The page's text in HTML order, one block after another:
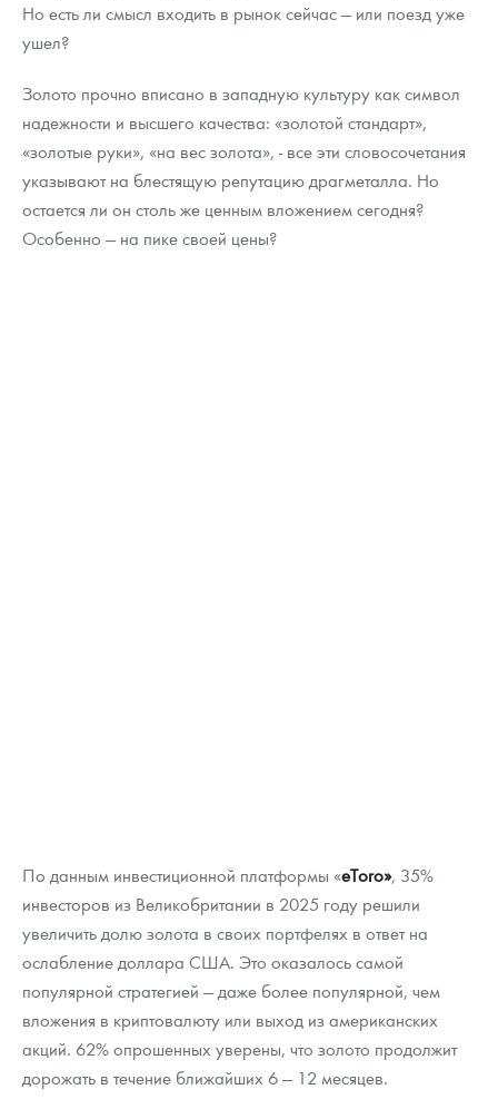
Жетоны "Необыкновенные обитатели глубин"
Ювелирные изделия
Политика использования Cookies
Положение по обработке и защите персональных данных
Но есть ли смысл входить в рынок сейчас — или поезд уже
ушел?
Золото прочно вписано в западную культуру как символ
надежности и высшего качества: «золотой стандарт»,
«золотые руки», «на вес золота», - все эти словосочетания
указывают на блестящую репутацию драгметалла. Но
остается ли он столь же ценным вложением сегодня?
Особенно — на пике своей цены?
По данным инвестиционной платформы «eToro», 35%
инвесторов из Великобритании в 2025 году решили
увеличить долю золота в своих портфелях в ответ на
ослабление доллара США. Это оказалось самой
популярной стратегией — даже более популярной, чем
вложения в криптовалюту или выход из американских
акций. 62% опрошенных уверены, что золото продолжит
дорожать в течение ближайших 6 — 12 месяцев.